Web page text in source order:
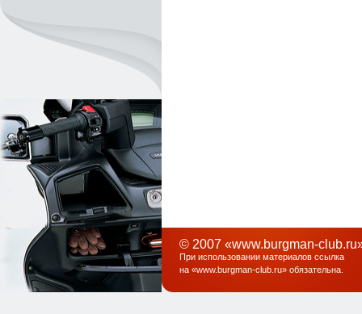
© 2007 «www.burgman-
При использовании материалов ссылка
на «www.burgman-club.ru» обязательна